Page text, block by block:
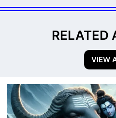
RELATED
VIEW